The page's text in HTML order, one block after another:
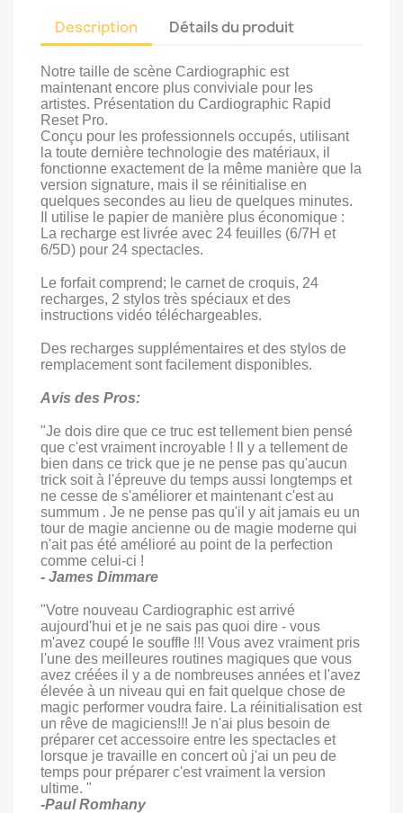
Description Détails du produit
Notre taille de scène Cardiographic est
maintenant encore plus conviviale pour les
artistes. Présentation du Cardiographic Rapid
Reset Pro.
Conçu pour les professionnels occupés, utilisant
la toute dernière technologie des matériaux, il
fonctionne exactement de la même manière que la
version signature, mais il se réinitialise en
quelques secondes au lieu de quelques minutes.
Il utilise le papier de manière plus économique :
La recharge est livrée avec 24 feuilles (6/7H et
6/5D) pour 24 spectacles.
Le forfait comprend; le carnet de croquis, 24
recharges, 2 stylos très spéciaux et des
instructions vidéo téléchargeables.
Des recharges supplémentaires et des stylos de
remplacement sont facilement disponibles.
Avis des Pros:
"Je dois dire que ce truc est tellement bien pensé
que c'est vraiment incroyable ! Il y a tellement de
bien dans ce trick que je ne pense pas qu'aucun
trick soit à l'épreuve du temps aussi longtemps et
ne cesse de s'améliorer et maintenant c'est au
summum . Je ne pense pas qu'il y ait jamais eu un
tour de magie ancienne ou de magie moderne qui
n'ait pas été amélioré au point de la perfection
comme celui-ci !
- James Dimmare
"Votre nouveau Cardiographic est arrivé
aujourd'hui et je ne sais pas quoi dire - vous
m'avez coupé le souffle !!! Vous avez vraiment pris
l'une des meilleures routines magiques que vous
avez créées il y a de nombreuses années et l'avez
élevée à un niveau qui en fait quelque chose de
magic performer voudra faire. La réinitialisation est
un rêve de magiciens!!! Je n'ai plus besoin de
préparer cet accessoire entre les spectacles et
lorsque je travaille en concert où j'ai un peu de
temps pour préparer c'est vraiment la version
ultime. "
-Paul Romhany